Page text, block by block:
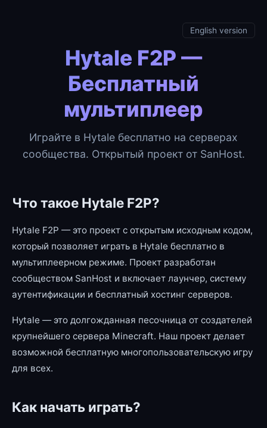
English version
Hytale F2P —
Бесплатный
мультиплеер
Играйте в Hytale бесплатно на серверах
сообщества. Открытый проект от SanHost.
Что такое Hytale F2P?
Hytale F2P — это проект с открытым исходным кодом,
который позволяет играть в Hytale бесплатно в
мультиплеерном режиме. Проект разработан
сообществом SanHost и включает лаунчер, систему
аутентификации и бесплатный хостинг серверов.
Hytale — это долгожданная песочница от создателей
крупнейшего сервера Minecraft. Наш проект делает
возможной бесплатную многопользовательскую игру
для всех.
Как начать играть?